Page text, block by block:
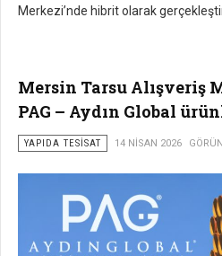
Merkezi’nde hibrit olarak
Mersin Tarsu Alışveriş
PAG – Aydın Global
YAPIDA TESISAT 14 NISAN 2026